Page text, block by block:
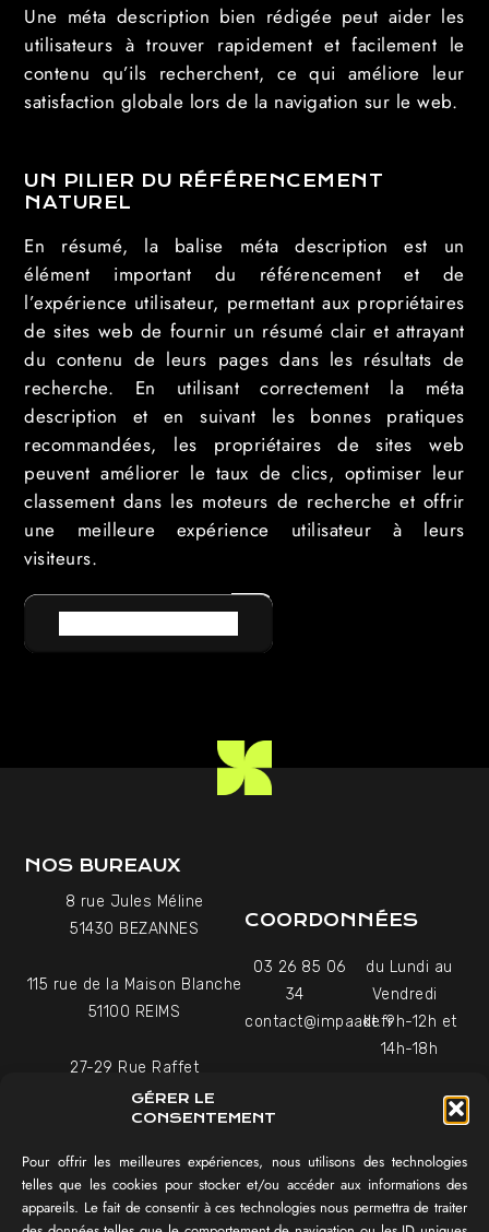
GÉRER LE
CONSENTEMENT
Pour offrir les meilleures expériences, nous utilisons des technologies
telles que les cookies pour stocker et/ou accéder aux informations des
appareils. Le fait de consentir à ces technologies nous permettra de traiter
Une méta description bien rédigée peut aider les
utilisateurs à trouver rapidement et facilement le
contenu qu’ils recherchent, ce qui améliore leur
satisfaction globale lors de la navigation sur le web.
UN PILIER DU RÉFÉRENCEMENT
NATUREL
En résumé, la balise méta description est un
élément important du référencement et de
l’expérience utilisateur, permettant aux propriétaires
de sites web de fournir un résumé clair et attrayant
du contenu de leurs pages dans les résultats de
recherche. En utilisant correctement la méta
description et en suivant les bonnes pratiques
recommandées, les propriétaires de sites web
peuvent améliorer le taux de clics, optimiser leur
classement dans les moteurs de recherche et offrir
une meilleure expérience utilisateur à leurs
visiteurs.
NOS BUREAUX
8 rue Jules Méline
51430 BEZANNES
115 rue de la Maison Blanche
51100 REIMS
27-29 Rue Raffet
75016 PARIS
COORDONNÉES
03 26 85 06
34
contact@impaakt.fr
du Lundi au
Vendredi
de 9h-12h et
14h-18h
vous
NAVIGATION
Témoignages vidéo